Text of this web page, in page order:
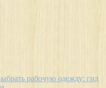
рабочую одежду: гид